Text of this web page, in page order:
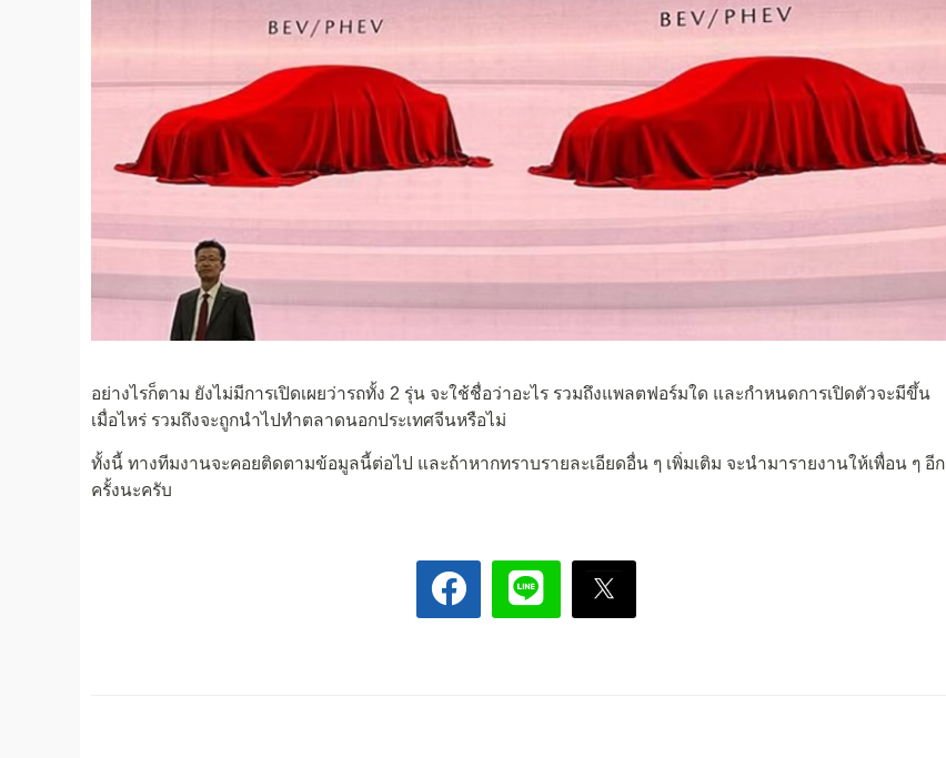
อย่างไรก็ตาม ยังไม่มีการเปิดเผยว่ารถทั้ง 2 รุ่น จะใช้ชื่อว่าอะไร รวมถึงแพลตฟอร์มใด และกำหนดการเปิดตัวจะมีขึ้น
เมื่อไหร่ รวมถึงจะถูกนำไปทำตลาดนอกประเทศจีนหรือไม่
ทั้งนี้ ทางทีมงานจะคอยติดตามข้อมูลนี้ต่อไป และถ้าหากทราบรายละเอียดอื่น ๆ เพิ่มเติม จะนำมารายงานให้เพื่อน ๆ อีก
ครั้งนะครับ